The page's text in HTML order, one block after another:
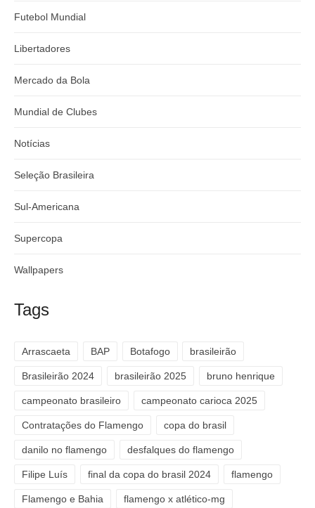
Futebol Mundial
Libertadores
Mercado da Bola
Mundial de Clubes
Notícias
Seleção Brasileira
Sul-Americana
Supercopa
Wallpapers
Tags
Arrascaeta BAP Botafogo brasileirão
Brasileirão 2024 brasileirão 2025 bruno henrique
campeonato brasileiro campeonato carioca 2025
Contratações do Flamengo copa do brasil
danilo no flamengo desfalques do flamengo
Filipe Luís final da copa do brasil 2024 flamengo
Flamengo e Bahia flamengo x atlético-mg